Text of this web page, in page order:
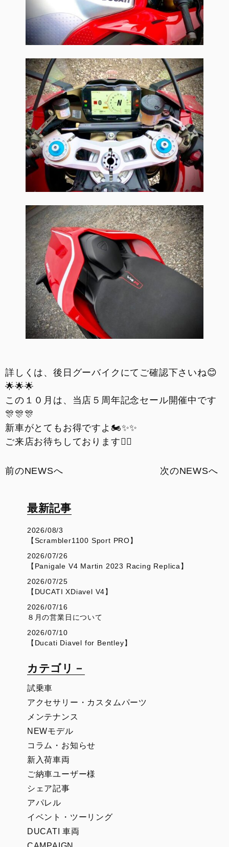
詳しくは、後日グーバイクにてご確認下さいね😊
🌟🌟🌟
この１０月は、当店５周年記念セール開催中です
🎊🎊🎊
新車がとてもお得ですよ🏍✨✨
ご来店お待ちしております🙇‍♂️
前のNEWSへ 次のNEWSへ
最新記事
2026/08/3
【Scrambler1100 Sport PRO】
2026/07/26
【Panigale V4 Martin 2023 Racing Replica】
2026/07/25
【DUCATI XDiavel V4】
2026/07/16
８月の営業日について
2026/07/10
【Ducati Diavel for Bentley】
カテゴリ－
試乗車
アクセサリー・カスタムパーツ
メンテナンス
NEWモデル
コラム・お知らせ
新入荷車両
ご納車ユーザー様
シェア記事
アパレル
イベント・ツーリング
DUCATI 車両